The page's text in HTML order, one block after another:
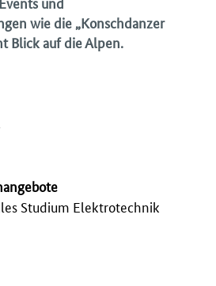
wie die „Konschdanzer
Blick auf die Alpen.
Studium Elektrotechnik